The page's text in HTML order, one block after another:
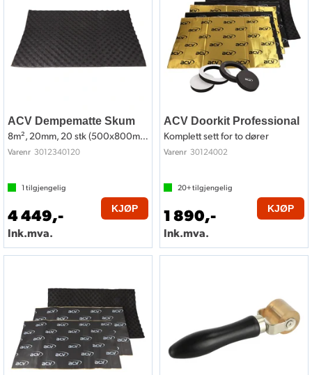
ACV Dempematte Skum
8m², 20mm, 20 stk (500x800mm)
Varenr 3012340120
1 tilgjengelig
4 449,-
Ink.mva.
KJØP
ACV Doorkit Professional
Komplett sett for to dører
Varenr 30124002
20+tilgjengelig
1 890,-
Ink.mva.
KJØP